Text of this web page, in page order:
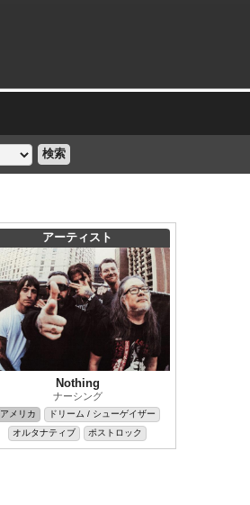
検索
アーティスト
Nothing
ナーシング
アメリカ
ドリーム / シューゲイザー
オルタナティブ
ポストロック